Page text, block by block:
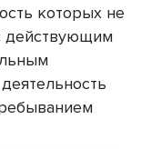
которых не
действующим